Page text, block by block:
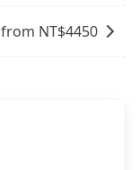
from NT$4450